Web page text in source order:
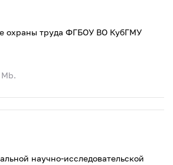
охраны труда ФГБОУ ВО КубГМУ
научно-исследовательской